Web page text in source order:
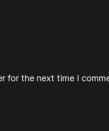
for the next time I